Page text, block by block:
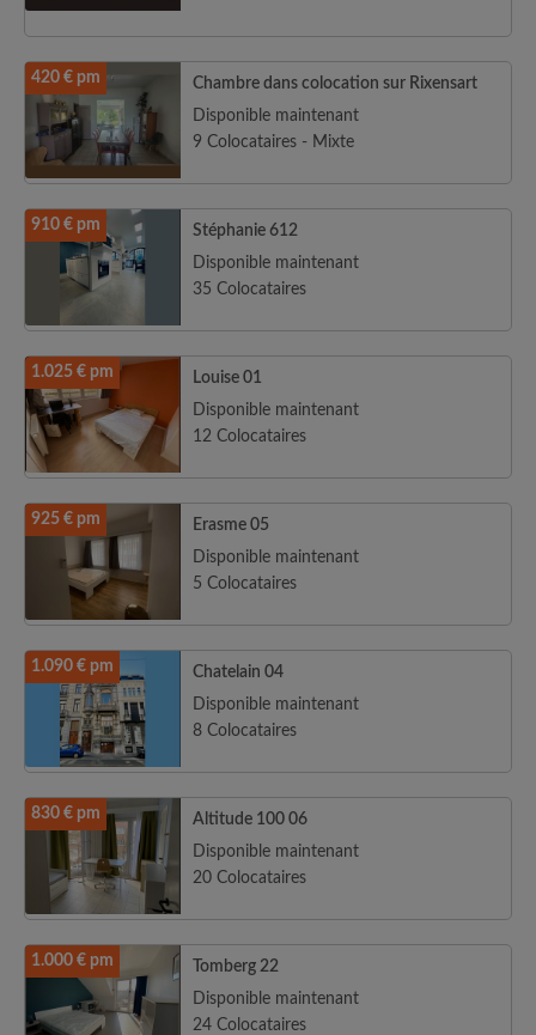
420 € pm
Chambre dans colocation sur Rixensart
Disponible maintenant
9 Colocataires - Mixte
910 € pm
Stéphanie 612
Disponible maintenant
35 Colocataires
1.025 € pm
Louise 01
Disponible maintenant
12 Colocataires
925 € pm
Erasme 05
Disponible maintenant
5 Colocataires
1.090 € pm
Chatelain 04
Disponible maintenant
8 Colocataires
830 € pm
Altitude 100 06
Disponible maintenant
20 Colocataires
1.000 € pm
Tomberg 22
Disponible maintenant
24 Colocataires